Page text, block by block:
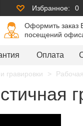
Избранное: 0
Оформить заказ
посещений
Оплата
гравировки